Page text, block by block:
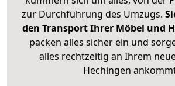
zur Durchführung des Umzugs.
den Transport Ihrer Möbel und
packen alles sicher ein und
alles rechtzeitig an Ihrem
Hechingen